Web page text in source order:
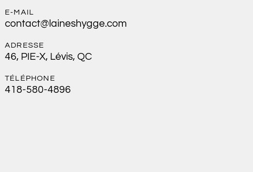
E-MAIL
contact@laineshygge.com
ADRESSE
46, PIE-X, Lévis, QC
TÉLÉPHONE
418-580-4896